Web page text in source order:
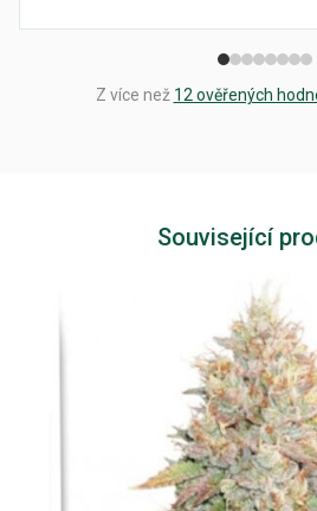
Z více než 12 ověřených
Související